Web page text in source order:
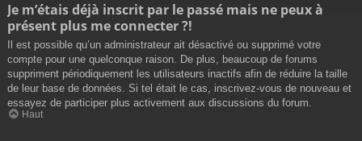
Je m’étais déjà inscrit par le passé mais ne peux à
présent plus me connecter ?!
Il est possible qu’un administrateur ait désactivé ou supprimé votre
compte pour une quelconque raison. De plus, beaucoup de forums
suppriment périodiquement les utilisateurs inactifs afin de réduire la taille
de leur base de données. Si tel était le cas, inscrivez-vous de nouveau et
essayez de participer plus activement aux discussions du forum.
Haut